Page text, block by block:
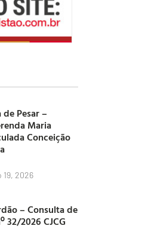
de Pesar –
Maria
Conceição
19, 2026
– Consulta de
32/2026 CJCG